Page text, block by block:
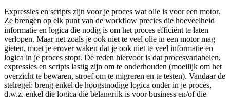
Expressies en scripts zijn voor je proces wat olie is voor een motor.
Ze brengen op elk punt van de workflow precies die hoeveelheid
informatie en logica die nodig is om het proces efficiënt te laten
verlopen. Maar net zoals je ook niet te veel olie in een motor mag
gieten, moet je erover waken dat je ook niet te veel informatie en
logica in je proces stopt. De reden hiervoor is dat procesvariabelen,
expressies en scripts lastig zijn om te onderhouden (moeilijk om het
overzicht te bewaren, stroef om te migreren en te testen). Vandaar de
stelregel: breng enkel de hoogstnodige logica onder in je proces,
d.w.z. enkel die logica die belangrijk is voor business en/of die